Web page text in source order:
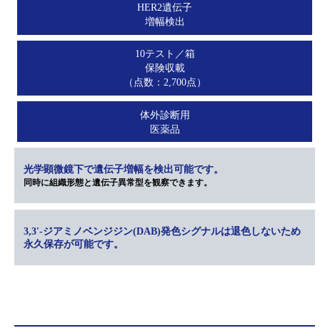
HER2遺伝子
増幅検出
10テスト／箱
保険収載
（点数：2,700点）
体外診断用
医薬品
光学顕微鏡下で遺伝子増幅を検出可能です。
同時に組織形態と遺伝子異常型を観察できます。
3,3′-ジアミノベンジジン(DAB)発色シグナルは退色しないため
永久保存が可能です。